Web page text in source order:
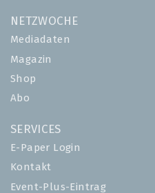
NETZWOCHE
Mediadaten
Magazin
Shop
Abo
SERVICES
E-Paper Login
Kontakt
Event-Plus-Eintrag